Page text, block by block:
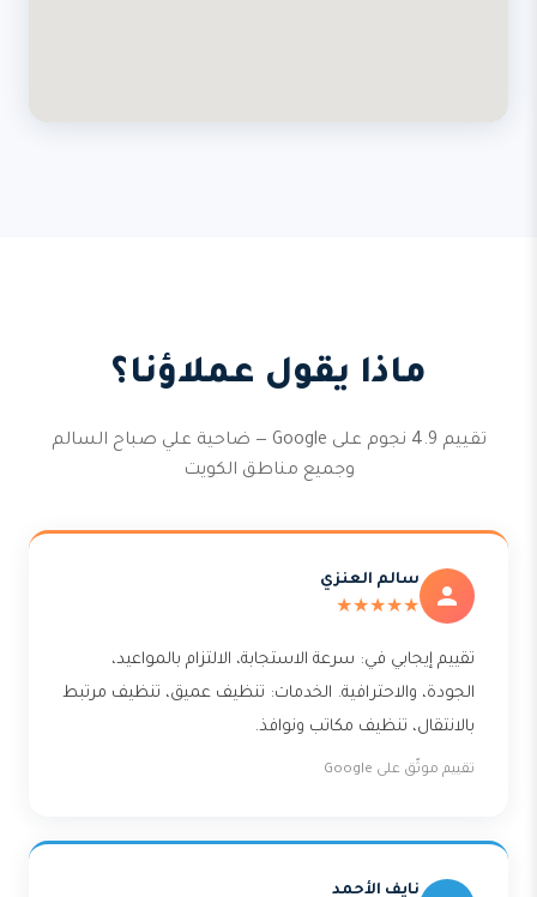
ماذا يقول عملاؤنا؟
تقييم 4.9 نجوم على Google — ضاحية علي صباح السالم
وجميع مناطق الكويت
سالم العنزي
★★★★★
تقييم إيجابي في: سرعة الاستجابة، الالتزام بالمواعيد،
الجودة، والاحترافية. الخدمات: تنظيف عميق، تنظيف مرتبط
بالانتقال، تنظيف مكاتب ونوافذ.
تقييم موثّق على Google
نايف الأحمد